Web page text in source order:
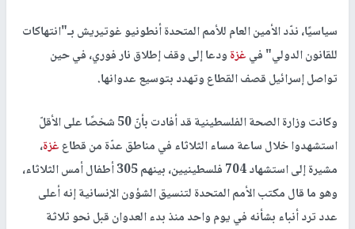
سياسيًا، ندّد الأمين العام للأمم المتحدة أنطونيو غوتيريش بـ"انتهاكات
للقانون الدولي" فيغزةودعا إلى وقف إطلاق نار فوري، في حين
تواصل إسرائيل قصف القطاع وتهدد بتوسيع عدوانها.
وكانت وزارة الصحة الفلسطينية قد أفادت بأنّ 50 شخصًا على الأقلّ
استشهدوا خلال ساعة مساء الثلاثاء في مناطق عدّة من قطاعغزة،
مشيرة إلى استشهاد 704 فلسطينيين، بينهم 305 أطفال أمس الثلاثاء،
وهو ما قال مكتب الأمم المتحدة لتنسيق الشؤون الإنسانية إنه أعلى
عدد ترد أنباء بشأنه في يوم واحد منذ بدء العدوان قبل نحو ثلاثة